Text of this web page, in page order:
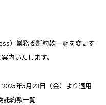
）業務委託約款一覧を変更す
内いたします。
年5月23日（金）より適用
託約款一覧